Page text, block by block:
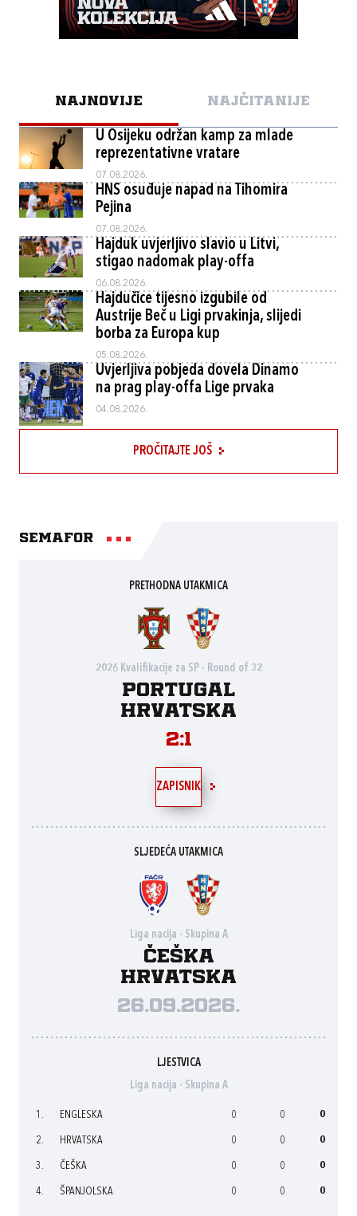
NAJNOVIJE NAJČITANIJE
U Osijeku održan kamp za mlade
reprezentativne vratare
07.08.2026.
HNS osuđuje napad na Tihomira
Pejina
07.08.2026.
Hajduk uvjerljivo slavio u Litvi,
stigao nadomak play-offa
06.08.2026.
Hajdučice tijesno izgubile od
Austrije Beč u Ligi prvakinja, slijedi
borba za Europa kup
05.08.2026.
Uvjerljiva pobjeda dovela Dinamo
na prag play-offa Lige prvaka
04.08.2026.
PROČITAJTE JOŠ
Semafor
PRETHODNA UTAKMICA
2026 Kvalifikacije za SP - Round of 32
Portugal
Hrvatska
2:1
ZAPISNIK
SLJEDEĆA UTAKMICA
Liga nacija - Skupina A
Češka
Hrvatska
26.09.2026.
LJESTVICA
Liga nacija - Skupina A
1. ENGLESKA 0 0 0
2. HRVATSKA 0 0 0
3. ČEŠKA 0 0 0
4. ŠPANJOLSKA 0 0 0